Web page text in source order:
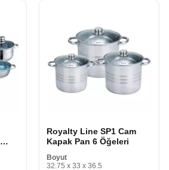
Royalty Line SP1 Cam
Kapak Pan 6 Öğeleri
Boyut
32.75 x 33 x 36.5